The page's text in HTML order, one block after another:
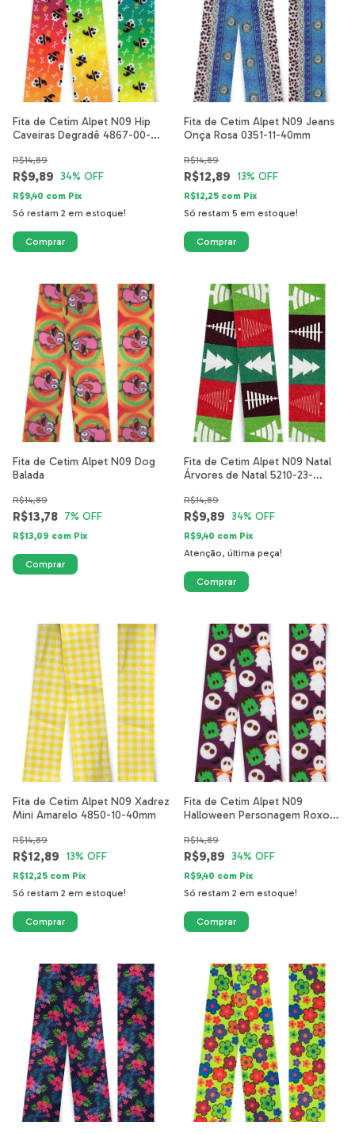
Fita de Cetim Alpet N09 Hip
Caveiras Degradê 4867-00-
R$9,89
R$14,89
34% OFF
R$9,40 com Pix
Só restam 2 em estoque!
Fita de Cetim Alpet N09 Jeans
Onça Rosa 0351-11-40mm
R$12,89
R$14,89
13% OFF
R$12,25 com Pix
Só restam 5 em estoque!
Fita de Cetim Alpet N09 Dog
Balada
R$13,78
R$14,89
7% OFF
R$13,09 com Pix
Fita de Cetim Alpet N09 Natal
Árvores de Natal 5210-23-
R$9,89
R$14,89
34% OFF
R$9,40 com Pix
Atenção, última peça!
Fita de Cetim Alpet N09 Xadrez
Mini Amarelo 4850-10-40mm
R$12,89
R$14,89
13% OFF
R$12,25 com Pix
Só restam 2 em estoque!
Fita de Cetim Alpet N09
Halloween Personagem Roxo
R$9,89
R$14,89
34% OFF
R$9,40 com Pix
Só restam 2 em estoque!